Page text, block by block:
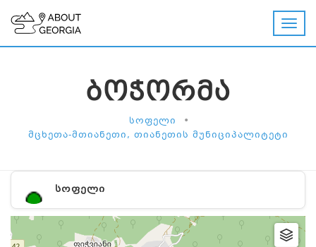
ᲑᲝᲭᲝᲠᲛᲐ
ᲡᲝᲤᲔᲚᲘ •
ᲛᲪᲮᲔᲗᲐ-ᲛᲗᲘᲐᲜᲔᲗᲘ, ᲗᲘᲐᲜᲔᲗᲘᲡ ᲛᲣᲜᲘᲪᲘᲞᲐᲚᲘᲢᲔᲢᲘ
ᲡᲝᲤᲔᲚᲘ